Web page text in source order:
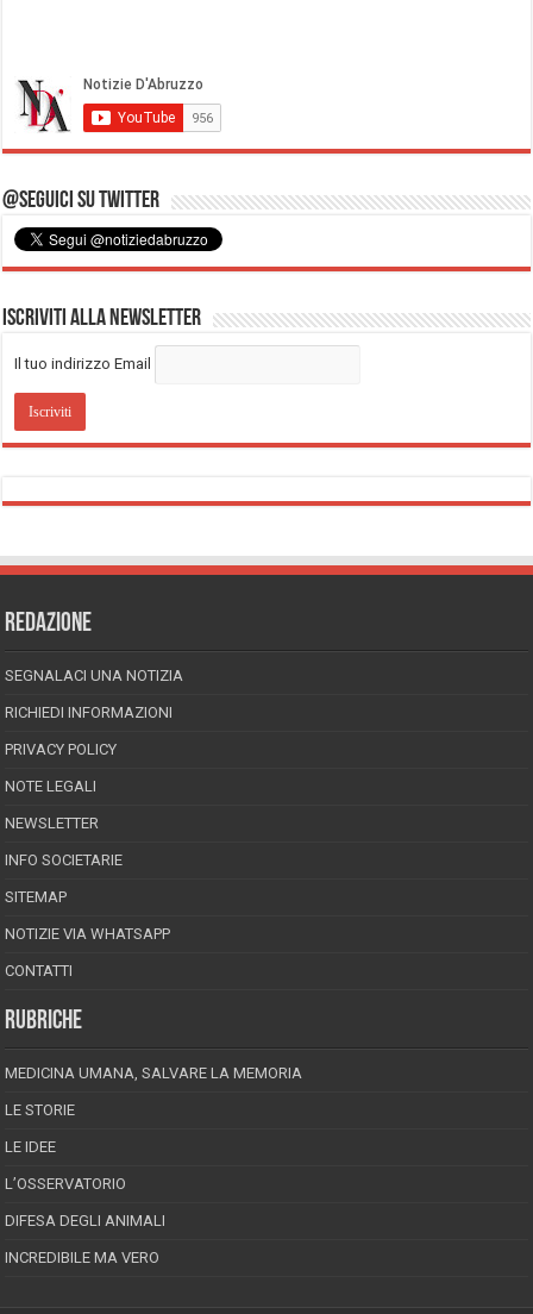
@Seguici su Twitter
Iscriviti alla Newsletter
Il tuo indirizzo Email
REDAZIONE
SEGNALACI UNA NOTIZIA
RICHIEDI INFORMAZIONI
PRIVACY POLICY
NOTE LEGALI
NEWSLETTER
INFO SOCIETARIE
SITEMAP
NOTIZIE VIA WHATSAPP
CONTATTI
RUBRICHE
MEDICINA UMANA, SALVARE LA MEMORIA
LE STORIE
LE IDEE
L’OSSERVATORIO
DIFESA DEGLI ANIMALI
INCREDIBILE MA VERO